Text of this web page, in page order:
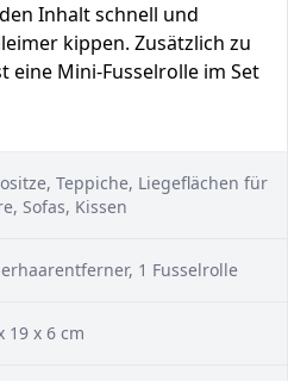
Inhalt schnell und
kippen. Zusätzlich zu
Mini-Fusselrolle im Set
Teppiche, Liegeflächen für
Sofas, Kissen
1 Fusselrolle
19 x 6 cm